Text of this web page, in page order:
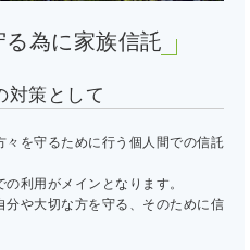
為に家族信託
対策として
を守るために行う個人間での信託
利用がメインとなります。
や大切な方を守る、そのために信